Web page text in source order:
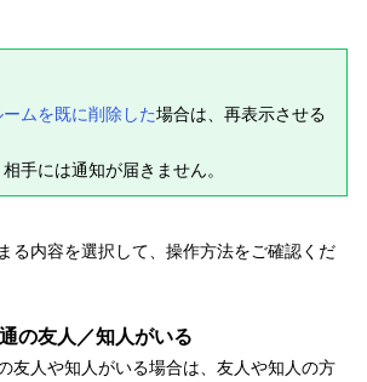
ームを既に削除した場合は、再表示させる
手には通知が届きません。
る内容を選択して、操作方法をご確認くだ
の友人／知人がいる
友人や知人がいる場合は、友人や知人の方